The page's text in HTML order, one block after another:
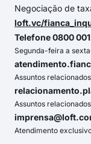
Negociação de
loft.vc/
Telefone 0800
Segunda-feira a
Assuntos
Assuntos
Atendimento